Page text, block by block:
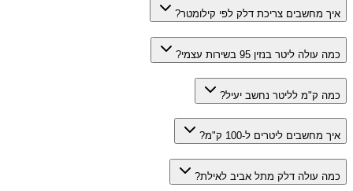
איך מחשבים צריכת דלק לפי קילומטר?
כמה עולה ליטר בנזין 95 בשירות עצמי?
כמה ק"מ לליטר נחשב יעיל?
איך מחשבים ליטרים ל-100 ק"מ?
כמה עולה דלק מתל אביב לאילת?